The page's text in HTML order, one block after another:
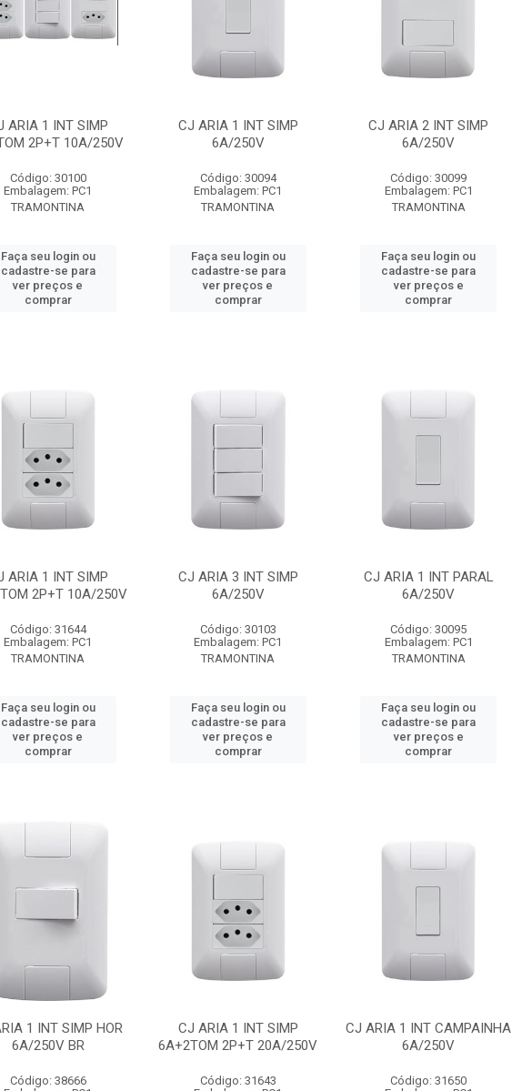
ARIA 1 INT SIMP
2P+T 10A/250V
Código: 30100
Embalagem: PC1
TRAMONTINA
Faça seu login ou
cadastre-se para
ver preços e
comprar
CJ ARIA 1 INT SIMP
6A/250V
Código: 30094
Embalagem: PC1
TRAMONTINA
Faça seu login ou
cadastre-se para
ver preços e
comprar
CJ ARIA 2 INT SIMP
6A/250V
Código: 30099
Embalagem: PC1
TRAMONTINA
Faça seu login ou
cadastre-se para
ver preços e
comprar
ARIA 1 INT SIMP
2P+T 10A/250V
Código: 31644
Embalagem: PC1
TRAMONTINA
Faça seu login ou
cadastre-se para
ver preços e
comprar
CJ ARIA 3 INT SIMP
6A/250V
Código: 30103
Embalagem: PC1
TRAMONTINA
Faça seu login ou
cadastre-se para
ver preços e
comprar
CJ ARIA 1 INT PARAL
6A/250V
Código: 30095
Embalagem: PC1
TRAMONTINA
Faça seu login ou
cadastre-se para
ver preços e
comprar
1 INT SIMP HOR
6A/250V BR
Código: 38666
CJ ARIA 1 INT SIMP
6A+2TOM 2P+T 20A/250V
Código: 31643
CJ ARIA 1 INT CAMPAINHA
6A/250V
Código: 31650